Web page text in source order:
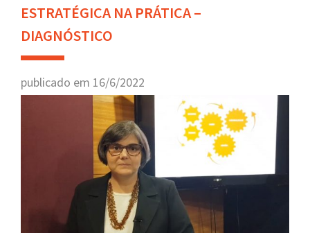
ESTRATÉGICA NA PRÁTICA –
DIAGNÓSTICO
publicado em 16/6/2022